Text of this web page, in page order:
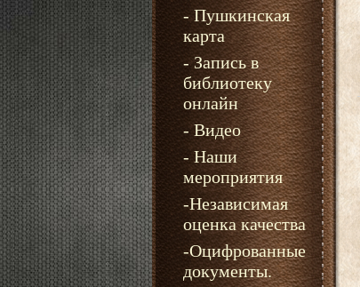
- Пушкинская
карта
- Запись в
библиотеку
онлайн
- Видео
- Наши
мероприятия
-Независимая
оценка качества
-Оцифрованные
документы.